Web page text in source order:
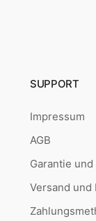
SUPPORT
Impressum
AGB
Garantie
Versand und